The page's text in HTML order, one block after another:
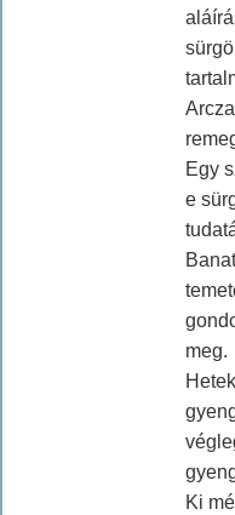
Egy
e
meg.
Ki